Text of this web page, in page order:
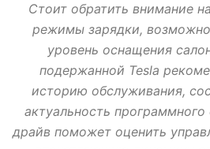
Стоит обратить внимание
режимы зарядки,
уровень оснащения
подержанной Tesla
историю обслуживания,
актуальность программного
драйв поможет оценить